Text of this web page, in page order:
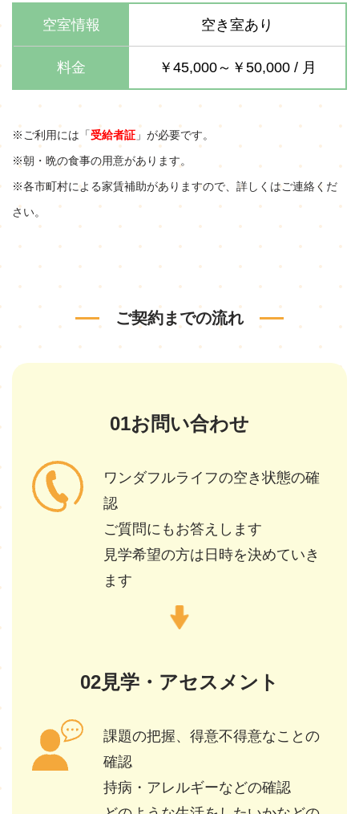
空室情報 空き室あり
料金 ￥45,000～￥50,000 / 月
※ご利用には「受給者証 」が必要です。
※朝・晩の食事の用意があります。
※各市町村による家賃補助がありますので、詳しくはご連絡くだ
さい。
ご契約までの流れ
01お問い合わせ
ワンダフルライフの空き状態の確
認
ご質問にもお答えします
見学希望の方は日時を決めていき
ます
02見学・アセスメント
課題の把握、得意不得意なことの
確認
持病・アレルギーなどの確認